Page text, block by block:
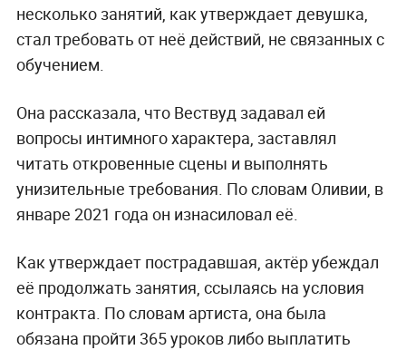
несколько занятий, как утверждает девушка,
стал требовать от неё действий, не связанных с
обучением.
Она рассказала, что Вествуд задавал ей
вопросы интимного характера, заставлял
читать откровенные сцены и выполнять
унизительные требования. По словам Оливии, в
январе 2021 года он изнасиловал её.
Как утверждает пострадавшая, актёр убеждал
её продолжать занятия, ссылаясь на условия
контракта. По словам артиста, она была
обязана пройти 365 уроков либо выплатить